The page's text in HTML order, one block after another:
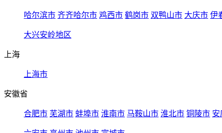
哈尔滨市 齐齐哈尔市 鸡西市 鹤岗市 双鸭山市 大庆市 伊
大兴安岭地区
上海
上海市
安徽省
合肥市 芜湖市 蚌埠市 淮南市 马鞍山市 淮北市 铜陵市 安